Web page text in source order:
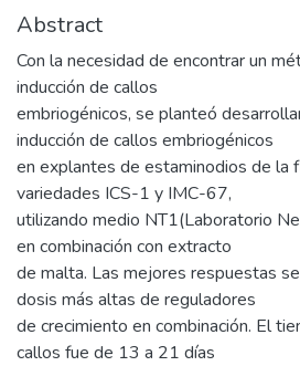
Abstract
Con la necesidad de encontrar un
inducción de callos
embriogénicos, se planteó
inducción de callos embriogénicos
en explantes de estaminodios de la
variedades ICS-1 y IMC-67,
utilizando medio NT1(Laboratorio
en combinación con extracto
de malta. Las mejores respuestas
dosis más altas de reguladores
de crecimiento en combinación. El
callos fue de 13 a 21 días